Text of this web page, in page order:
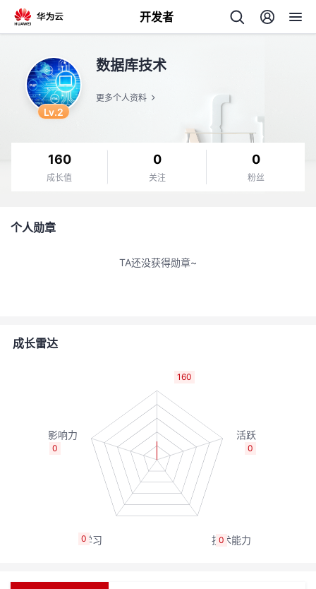
开发者
者
我
Lv.2
数据库技术
更多个人资料
160
成长值
0
关注
0
粉丝
个人勋章
TA还没获得勋章~
成长雷达
160
0
0
0
0